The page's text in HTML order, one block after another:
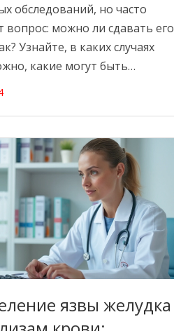
обследований, но часто
вопрос: можно ли сдавать его
Узнайте, в каких случаях
какие могут быть
и объясняются основные
данного анализа.
вам избежать ошибок и
точные результаты.
язвы желудка